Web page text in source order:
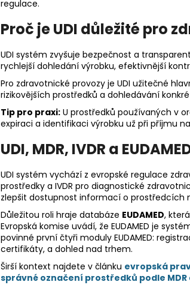
regulace.
Proč je UDI důležité pro
UDI systém zvyšuje bezpečnost a
rychlejší dohledání výrobku, efektivnější
Pro zdravotnické provozy je UDI užitečné
rizikovějších prostředků a dohledávání
Tip pro praxi: U prostředků používaných v
expiraci a identifikaci výrobku už při příjmu
UDI, MDR, IVDR a
UDI systém vychází z evropské regulace
prostředky a IVDR pro diagnostické
zlepšit dostupnost informací o prostředcích
Důležitou roli hraje databáze EUDAMED,
Evropská komise uvádí, že EUDAMED je
povinné první čtyři moduly EUDAMED:
certifikáty, a dohled nad trhem.
Širší kontext najdete v článku evropská
správné označení prostředků podle MDR